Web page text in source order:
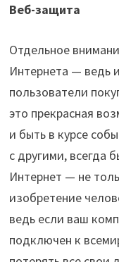
Веб-защита
Отдельное
Интернета — ведь
пользователи
это прекрасная
и быть в курсе
с другими, всегда
Интернет — не
изобретение
ведь если ваш
подключен к